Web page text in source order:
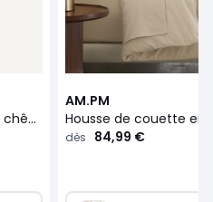
Chevet suspendu 1 tiroir en chêne massif, Paul
AM.PM
dès 84,99 €